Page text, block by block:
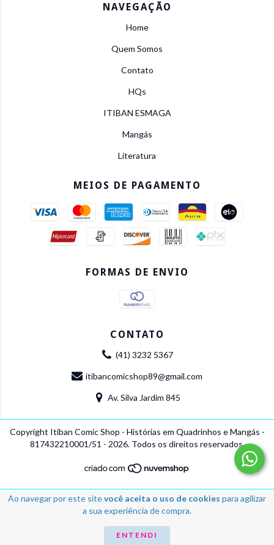
Ao navegar por este sitevocê aceita o uso de cookies para agilizar
a sua experiência de compra.
ENTENDI
NAVEGAÇÃO
Home
Quem Somos
Contato
HQs
ITIBAN ESMAGA
Mangás
Literatura
MEIOS DE PAGAMENTO
FORMAS DE ENVIO
CONTATO
(41) 3232 5367
itibancomicshop89@gmail.com
Av. Silva Jardim 845
Copyright Itiban Comic Shop - Histórias em Quadrinhos e Mangás -
817432210001/51 - 2026. Todos os direitos reservados.